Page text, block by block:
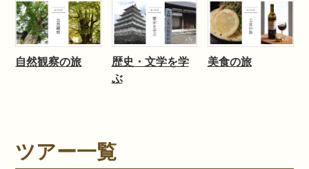
自然観察の旅
歴史・文学を学
ぶ
美食の旅
ツアー一覧